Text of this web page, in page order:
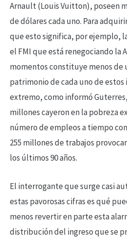
Arnault (Louis Vuitton), poseen
de dólares cada uno. Para
que esto significa, por ejemplo,
el FMI que está renegociando la
momentos constituye menos de
patrimonio de cada uno de
extremo, como informó
millones cayeron en la pobreza
número de empleos a tiempo
255 millones de trabajos
los últimos 90 años.
El interrogante que surge casi
estas pavorosas cifras es qué
menos revertir en parte esta
distribución del ingreso que se